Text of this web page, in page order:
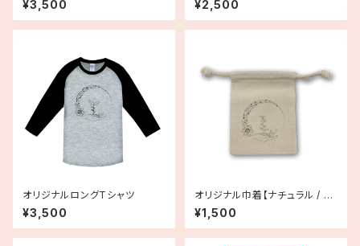
¥3,500 ¥2,500
オリジナルロングTシャツ
¥3,500
オリジナル巾着【ナチュラル / ブ
ラック】
¥1,500